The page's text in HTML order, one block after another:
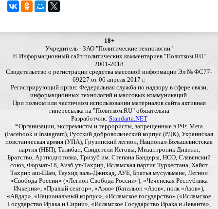
18+
Учредитель - ЗАО "Политические технологии"
© Информационный сайт политических комментариев "Политком.RU"
2001-2018
Свидетельство о регистрации средства массовой информации Эл № ФС77-
69227 от 06 апреля 2017 г.
Регистрирующий орган: Федеральная служба по надзору в сфере связи,
информационных технологий и массовых коммуникаций.
При полном или частичном использовании материалов сайта активная
гиперссылка на "Политком.RU" обязательна
Разработчик: Standarta.NET
*Организации, экстремисты и террористы, запрещенные в РФ: Meta
(Facebook и Instagram), Русский добровольческий корпус (РДК), Украинская
повстанческая армия (УПА), Грузинский легион, Национал-Большевистская
партия (НБП), Талибан, Свидетели Иеговы, Мизантропик Дивижн,
Братство, Артподготовка, Тризуб им. Степана Бандеры, НСО, Славянский
союз, Формат-18, Хизб ут-Тахрир, Исламская партия Туркестана, Хайят
Тахрир аш-Шам, Таухид валь-Джихад, АУЕ, Братья мусульмане, Легион
«Свобода России» («Легион Свобода России»), «Чеченская Республика
Ичкерия», «Правый сектор», «Азов» (батальон «Азов», полк «Азов»),
«Айдар», «Национальный корпус», «Исламское государство» («Исламское
Государство Ирака и Сирии», «Исламское Государство Ирака и Леванта»,